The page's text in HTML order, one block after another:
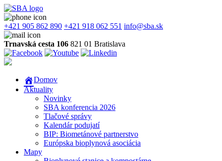
+421 905 862 890 +421 918 062 551 info@sba.sk
Trnavská cesta 106 821 01 Bratislava
Domov
Aktuality
Novinky
SBA konferencia 2026
Tlačové správy
Kalendár podujatí
BIP: Biometánové partnerstvo
Európska bioplynová asociácia
Mapy